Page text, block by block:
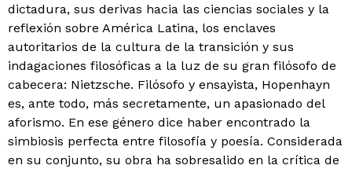
dictadura, sus derivas hacia las ciencias sociales y la
reflexión sobre América Latina, los enclaves
autoritarios de la cultura de la transición y sus
indagaciones filosóficas a la luz de su gran filósofo de
cabecera: Nietzsche. Filósofo y ensayista, Hopenhayn
es, ante todo, más secretamente, un apasionado del
aforismo. En ese género dice haber encontrado la
simbiosis perfecta entre filosofía y poesía. Considerada
en su conjunto, su obra ha sobresalido en la crítica de